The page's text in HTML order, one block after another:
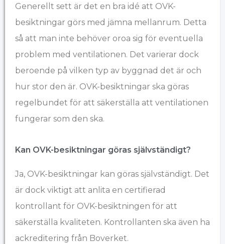
Generellt sett är det en bra idé att OVK-
besiktningar görs med jämna mellanrum. Detta
så att man inte behöver oroa sig för eventuella
problem med ventilationen. Det varierar dock
beroende på vilken typ av byggnad det är och
hur stor den är. OVK-besiktningar ska göras
regelbundet för att säkerställa att ventilationen
fungerar som den ska.
Kan OVK-besiktningar göras självständigt?
Ja, OVK-besiktningar kan göras självständigt. Det
är dock viktigt att anlita en certifierad
kontrollant för OVK-besiktningen för att
säkerställa kvaliteten. Kontrollanten ska även ha
ackreditering från Boverket.